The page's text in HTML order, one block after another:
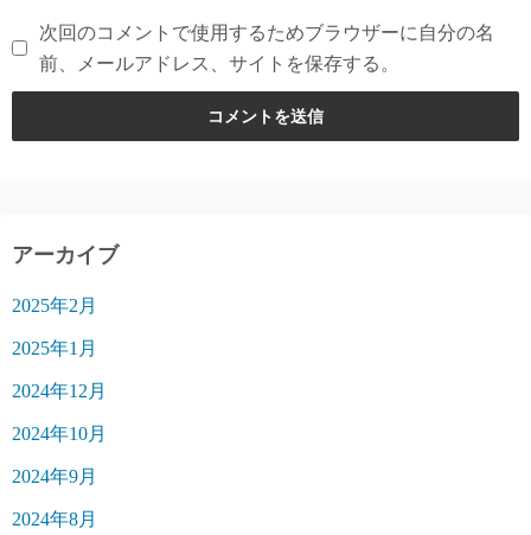
次回のコメントで使用するためブラウザーに自分の名
前、メールアドレス、サイトを保存する。
アーカイブ
2025年2月
2025年1月
2024年12月
2024年10月
2024年9月
2024年8月